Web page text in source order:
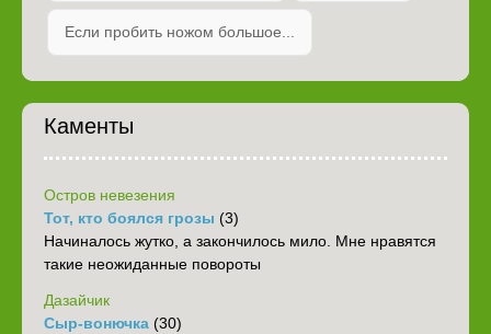
Если пробить ножом большое...
Каменты
Остров невезения
Тот, кто боялся грозы (3)
Начиналось жутко, а закончилось мило. Мне нравятся
такие неожиданные повороты
Дазайчик
Сыр-вонючка (30)